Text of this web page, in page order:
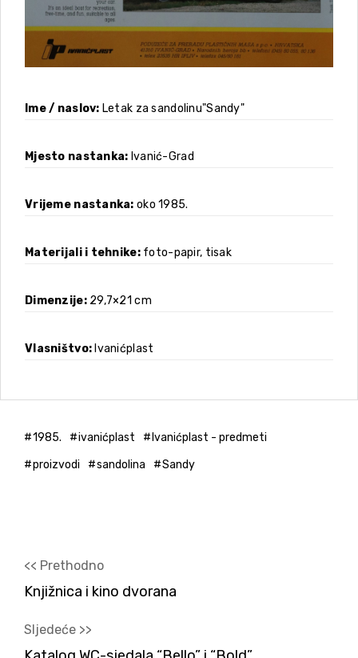
Ime / naslov Letak za sandolinu"Sandy"
Mjesto nastanka Ivanić-Grad
Vrijeme nastanka oko 1985.
Materijali i tehnike foto-papir, tisak
Dimenzije 29,7×21 cm
Vlasništvo Ivanićplast
1985. ivanićplast
Ivanićplast - predmeti
proizvodi
sandolina Sandy
<< Prethodno
Knjižnica i kino dvorana
Sljedeće >>